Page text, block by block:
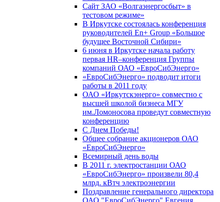
Сайт ЗАО «Волгаэнергосбыт» в
тестовом режиме»
В Иркутске состоялась конференция
руководителей En+ Group «Большое
будущее Восточной Сибири»
6 июня в Иркутске начала работу
первая HR–конференция Группы
компаний ОАО «ЕвроСибЭнерго»
«ЕвроСибЭнерго» подводит итоги
работы в 2011 году
ОАО «Иркутскэнерго» совместно с
высшей школой бизнеса МГУ
им.Ломоносова проведут совместную
конференцию
С Днем Победы!
Общее собрание акционеров ОАО
«ЕвроСибЭнерго»
Всемирный день воды
В 2011 г. электростанции ОАО
«ЕвроСибЭнерго» произвели 80,4
млрд. кВтч электроэнергии
Поздравление генерального директора